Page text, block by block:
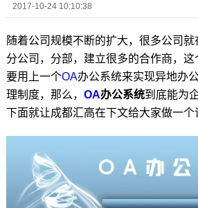
2017-10-24 10:10:38
随着公司规模不断的扩大，很多公司
分公司，分部，建立很多的合作商，
要用上一个OA办公系统来实现异地办
理制度，那么， OA办公系统到底能为
下面就让成都汇高在下文给大家做一个